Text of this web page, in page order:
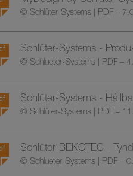
© Schlüter-Systems | PDF –
Schlüter-Systems -
© Schlueter-Systems | PDF –
Schlüter-Systems -
© Schlüter-Systems | PDF –
Schlüter-BEKOTEC -
© Schlueter-Systems | PDF –